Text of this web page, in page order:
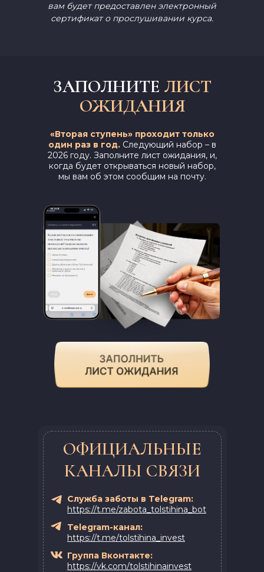
вам будет предоставлен электронный
сертификат о прослушивании курса.
«Вторая ступень» проходит только
один раз в год. Следующий набор – в
2026 году. Заполните лист ожидания, и,
когда будет открываться новый набор,
мы вам об этом сообщим на почту.
ЗАПОЛНИТЕ ЛИСТ
ОЖИДАНИЯ
Группа Вконтакте:
https://vk.com/tolstihinainvest
Telegram-канал:
https://t.me/tolstihina_invest
Служба заботы в Telegram:
https://t.me/zabota_tolstihina_bot
ОФИЦИАЛЬНЫЕ
КАНАЛЫ СВЯЗИ